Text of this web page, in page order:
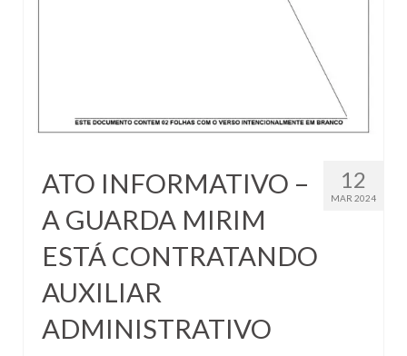
12
MAR 2024
ATO INFORMATIVO –
A GUARDA MIRIM
ESTÁ CONTRATANDO
AUXILIAR
ADMINISTRATIVO